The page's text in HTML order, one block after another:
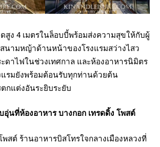
ง 4 เมตรในล็อบบี้พร้อมส่งความสุขให้กับผู้
สนามหญ้าด้านหน้าของโรงแรมสว่างไสว
ดาไฟในช่วงเทศกาล และห้องอาหารนิมิตร
รมยังพร้อมต้อนรับทุกท่านด้วยต้น
กแต่งอันระยิบระยับ
อุ่นที่ห้องอาหาร บางกอก เทรดดิ้ง โพสต์
พสต์ ร้านอาหารบิสโทรใจกลางเมืองหลวงที่